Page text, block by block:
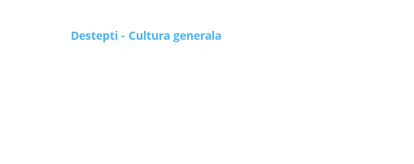
Destepti - Cultura generala